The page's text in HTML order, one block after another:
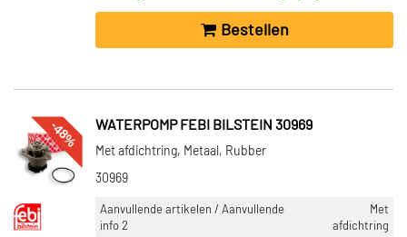
Bestellen
-48% WATERPOMP FEBI BILSTEIN 30969
Met afdichtring, Metaal, Rubber
30969
Aanvullende artikelen / Aanvullende
info 2
Met
afdichtring